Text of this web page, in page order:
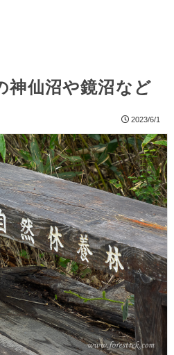
神仙沼や鏡沼など
2023/6/1